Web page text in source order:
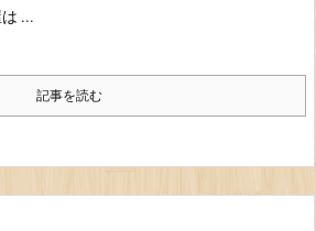
...
記事を読む